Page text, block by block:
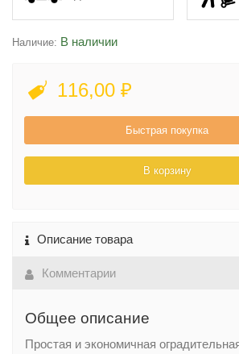
Наличие: В наличии
116,00 ₽
Быстрая покупка
В корзину
Описание товара
Комментарии
Общее описание
Простая и экономичная